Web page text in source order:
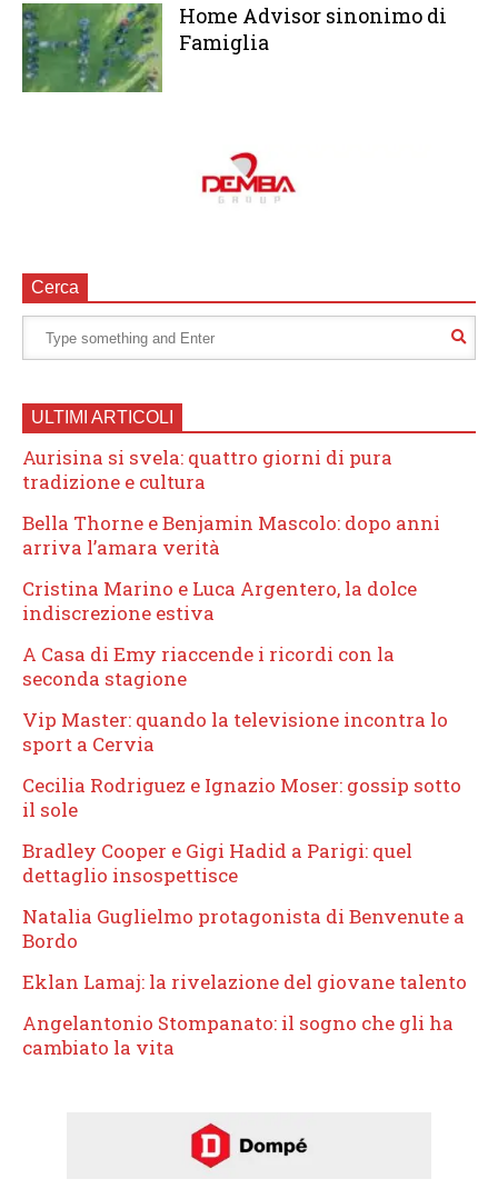
Home Advisor sinonimo di
Famiglia
Cerca
ULTIMI ARTICOLI
Aurisina si svela: quattro giorni di pura
tradizione e cultura
Bella Thorne e Benjamin Mascolo: dopo anni
arriva l’amara verità
Cristina Marino e Luca Argentero, la dolce
indiscrezione estiva
A Casa di Emy riaccende i ricordi con la
seconda stagione
Vip Master: quando la televisione incontra lo
sport a Cervia
Cecilia Rodriguez e Ignazio Moser: gossip sotto
il sole
Bradley Cooper e Gigi Hadid a Parigi: quel
dettaglio insospettisce
Natalia Guglielmo protagonista di Benvenute a
Bordo
Eklan Lamaj: la rivelazione del giovane talento
Angelantonio Stompanato: il sogno che gli ha
cambiato la vita